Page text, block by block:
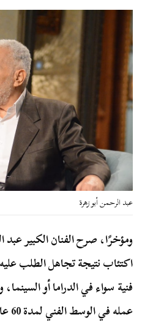
عبد الرحمن أبو زهرة
ومؤخرًا، صرح الفنان الكبير عبد
اكتئاب نتيجة تجاهل الطلب
فنية سواء في الدراما أو
عمله في الوسط الفني لمدة 60 عامًا.